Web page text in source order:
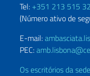
Tel: +351 213 515
(Número ativo de
E-mail:
PEC:
Os escritórios da sede